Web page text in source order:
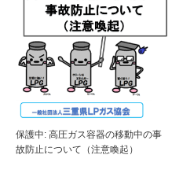
保護中: 高圧ガス容器の移動中の事
故防止について（注意喚起）